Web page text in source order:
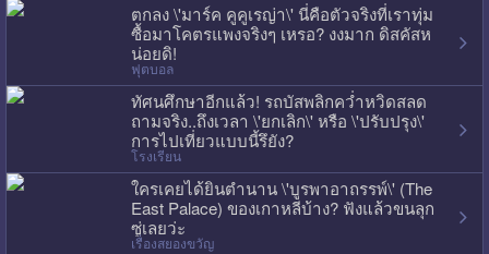
ตกลง \'มาร์ค คูคูเรญ่า\' นี่คือตัวจริงที่เราทุ่ม
ซื้อมาโคตรแพงจริงๆ เหรอ? งงมาก ดิสคัสห
น่อยดิ!
ฟุตบอล
ทัศนศึกษาอีกแล้ว! รถบัสพลิกคว่ำหวิดสลด
ถามจริง..ถึงเวลา \'ยกเลิก\' หรือ \'ปรับปรุง\'
การไปเที่ยวแบบนี้รึยัง?
โรงเรียน
ใครเคยได้ยินตำนาน \'บูรพาอาถรรพ์\' (The
East Palace) ของเกาหลีบ้าง? ฟังแล้วขนลุก
ซู่เลยว่ะ
เรื่องสยองขวัญ